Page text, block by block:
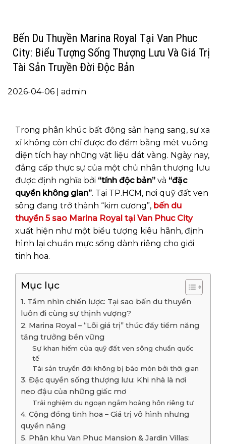
Bến Du Thuyền Marina Royal Tại Van Phuc
City: Biểu Tượng Sống Thượng Lưu Và Giá Trị
Tài Sản Truyền Đời Độc Bản
2026-04-06 | admin
Trong phân khúc bất động sản hạng sang, sự xa
xỉ không còn chỉ được đo đếm bằng mét vuông
diện tích hay những vật liệu dát vàng. Ngày nay,
đẳng cấp thực sự của một chủ nhân thượng lưu
được định nghĩa bởi “tính độc bản” và “đặc
quyền không gian”. Tại TP.HCM, nơi quỹ đất ven
sông đang trở thành “kim cương”, bến du
thuyền 5 sao Marina Royal tại Van Phuc City
xuất hiện như một biểu tượng kiêu hãnh, định
hình lại chuẩn mực sống dành riêng cho giới
tinh hoa.
Mục lục
1. Tầm nhìn chiến lược: Tại sao bến du thuyền
luôn đi cùng sự thịnh vượng?
2. Marina Royal – “Lõi giá trị” thúc đẩy tiềm năng
tăng trưởng bền vững
Sự khan hiếm của quỹ đất ven sông chuẩn quốc
tế
Tài sản truyền đời không bị bào mòn bởi thời gian
3. Đặc quyền sống thượng lưu: Khi nhà là nơi
neo đậu của những giấc mơ
Trải nghiệm du ngoạn ngắm hoàng hôn riêng tư
4. Cộng đồng tinh hoa – Giá trị vô hình nhưng
quyền năng
5. Phân khu Van Phuc Mansion & Jardin Villas: